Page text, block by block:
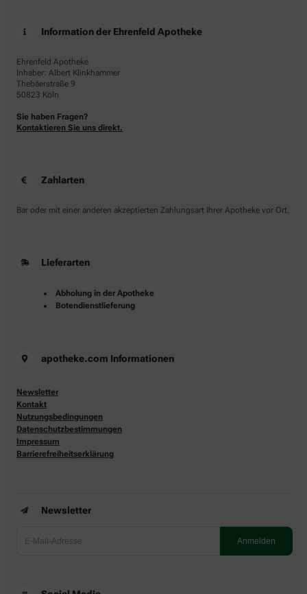
Information der Ehrenfeld Apotheke
Ehrenfeld Apotheke
Inhaber: Albert Klinkhammer
Thebäerstraße 9
50823 Köln
Sie haben Fragen?
Kontaktieren Sie uns direkt.
Zahlarten
Bar oder mit einer anderen akzeptierten Zahlungsart Ihrer Apotheke vor Ort.
Lieferarten
Abholung in der Apotheke
Botendienstlieferung
apotheke.com Informationen
Newsletter
Kontakt
Nutzungsbedingungen
Datenschutzbestimmungen
Impressum
Barrierefreiheitserklärung
Newsletter